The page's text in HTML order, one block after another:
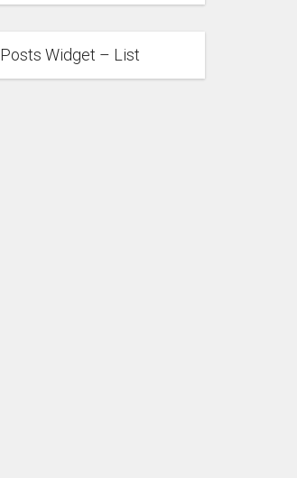
Posts Widget – List